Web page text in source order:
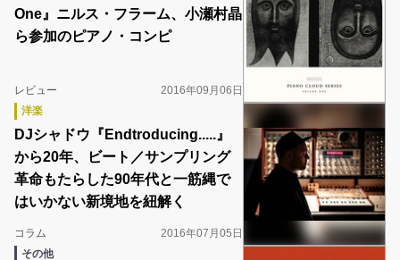
One』ニルス・フラーム、小瀬村晶
ら参加のピアノ・コンピ
レビュー
2016年09月06日
洋楽
DJシャドウ『Endtroducing.....』
から20年、ビート／サンプリング
革命もたらした90年代と一筋縄で
はいかない新境地を紐解く
コラム
2016年07月05日
その他